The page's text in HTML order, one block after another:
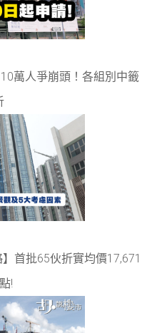
萬人爭崩頭！各組別中籤
】首批65伙折實均價17,671
!